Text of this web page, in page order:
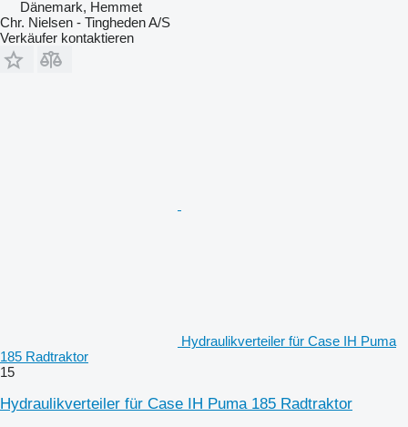
Dänemark, Hemmet
Chr. Nielsen - Tingheden A/S
Verkäufer kontaktieren
Hydraulikverteiler für Case IH Puma
185 Radtraktor
15
Hydraulikverteiler für Case IH Puma 185 Radtraktor